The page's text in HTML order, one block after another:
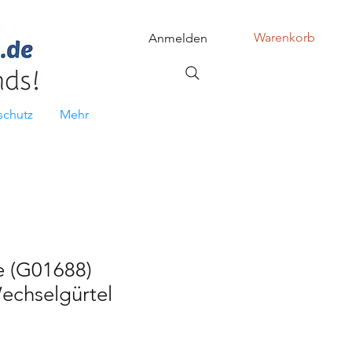
Warenkorb
Anmelden
Mehr
(G01688)